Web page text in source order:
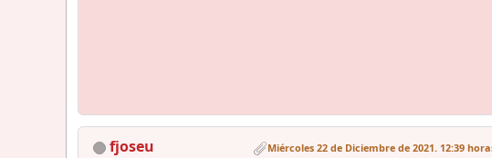
fjoseu Miércoles 22 de Diciembre de 2021. 12:39